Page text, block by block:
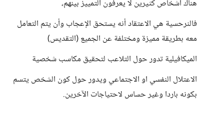
هناك أشخاص كثيرين لا يعرفون التمييز بينهم،
فالنرحسية هي الاعتقاد أنه يستحق الإعجاب وأن يتم التعامل
معه بطريقة مميزة ومختلفة عن الجميع (التقديس)
الميكافيلية تدور حول التلاعب لتحقيق مكاسب شخصية
الاعتلال النفسي او الاجتماعي ويدور حول كون الشخص يتسم
بكونه باردا وغير حساس لاحتياجات الآخرين.